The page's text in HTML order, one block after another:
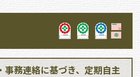
事務連絡に基づき、定期自主